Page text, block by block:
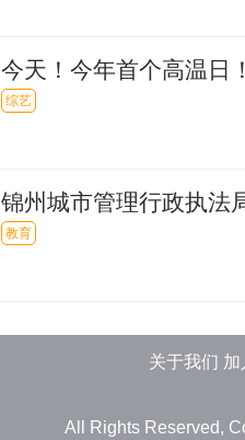
今天！今年首个高温日
综艺
锦州城市管理行政执法
市管理综合执法三支队
教育
关于我们
All Rights Reserved,